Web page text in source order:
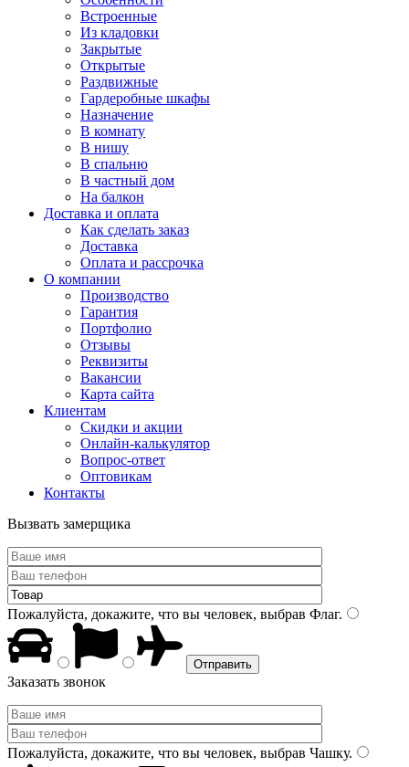
Встроенные
Из кладовки
Закрытые
Открытые
Раздвижные
Гардеробные шкафы
Назначение
В комнату
В нишу
В спальню
В частный дом
На балкон
Доставка и оплата
Как сделать заказ
Доставка
Оплата и рассрочка
О компании
Производство
Гарантия
Портфолио
Отзывы
Реквизиты
Вакансии
Карта сайта
Клиентам
Скидки и акции
Онлайн-калькулятор
Вопрос-ответ
Оптовикам
Контакты
Вызвать замерщика
Пожалуйста, докажите, что вы человек, выбрав Флаг.
Заказать звонок
Пожалуйста, докажите, что вы человек, выбрав Чашку.